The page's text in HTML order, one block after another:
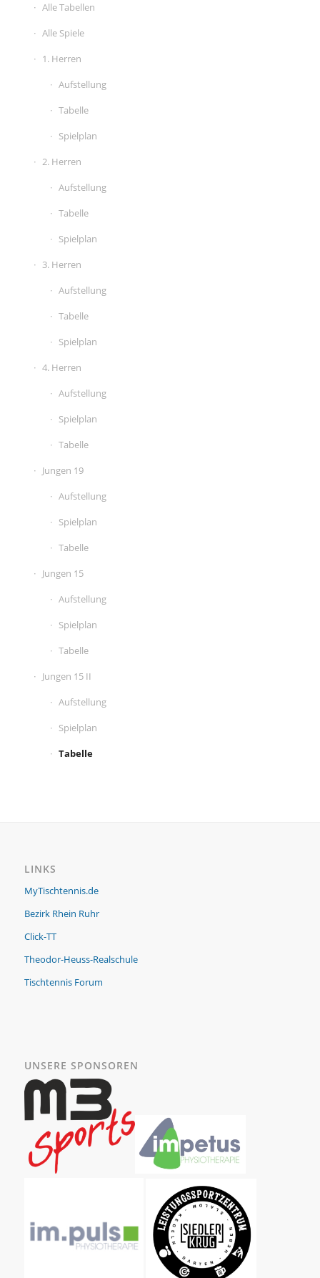
Alle Tabellen
Alle Spiele
1. Herren
Aufstellung
Tabelle
Spielplan
2. Herren
Aufstellung
Tabelle
Spielplan
3. Herren
Aufstellung
Tabelle
Spielplan
4. Herren
Aufstellung
Spielplan
Tabelle
Jungen 19
Aufstellung
Spielplan
Tabelle
Jungen 15
Aufstellung
Spielplan
Tabelle
Jungen 15 II
Aufstellung
Spielplan
Tabelle
LINKS
MyTischtennis.de
Bezirk Rhein Ruhr
Click-TT
Theodor-Heuss-Realschule
Tischtennis Forum
UNSERE SPONSOREN